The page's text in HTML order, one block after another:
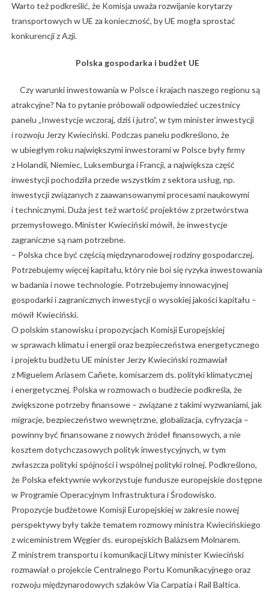
Warto też podkreślić, że Komisja uważa rozwijanie korytarzy
transportowych w UE za konieczność, by UE mogła sprostać
konkurencji z Azji.
Polska gospodarka i budżet UE
Czy warunki inwestowania w Polsce i krajach naszego regionu są
atrakcyjne? Na to pytanie próbowali odpowiedzieć uczestnicy
panelu „Inwestycje wczoraj, dziś i jutro”, w tym minister inwestycji
i rozwoju Jerzy Kwieciński. Podczas panelu podkreślono, że
w ubiegłym roku największymi inwestorami w Polsce były firmy
z Holandii, Niemiec, Luksemburga i Francji, a największa część
inwestycji pochodziła przede wszystkim z sektora usług, np.
inwestycji związanych z zaawansowanymi procesami naukowymi
i technicznymi. Duża jest też wartość projektów z przetwórstwa
przemysłowego. Minister Kwieciński mówił, że inwestycje
zagraniczne są nam potrzebne.
– Polska chce być częścią międzynarodowej rodziny gospodarczej.
Potrzebujemy więcej kapitału, który nie boi się ryzyka inwestowania
w badania i nowe technologie. Potrzebujemy innowacyjnej
gospodarki i zagranicznych inwestycji o wysokiej jakości kapitału –
mówił Kwieciński.
O polskim stanowisku i propozycjach Komisji Europejskiej
w sprawach klimatu i energii oraz bezpieczeństwa energetycznego
i projektu budżetu UE minister Jerzy Kwieciński rozmawiał
z Miguelem Ariasem Cañete, komisarzem ds. polityki klimatycznej
i energetycznej. Polska w rozmowach o budżecie podkreśla, że
zwiększone potrzeby finansowe – związane z takimi wyzwaniami, jak
migracje, bezpieczeństwo wewnętrzne, globalizacja, cyfryzacja –
powinny być finansowane z nowych źródeł finansowych, a nie
kosztem dotychczasowych polityk inwestycyjnych, w tym
zwłaszcza polityki spójności i wspólnej polityki rolnej. Podkreślono,
że Polska efektywnie wykorzystuje fundusze europejskie dostępne
w Programie Operacyjnym Infrastruktura i Środowisko.
Propozycje budżetowe Komisji Europejskiej w zakresie nowej
perspektywy były także tematem rozmowy ministra Kwiecińskiego
z wiceministrem Węgier ds. europejskich Balázsem Molnarem.
Z ministrem transportu i komunikacji Litwy minister Kwieciński
rozmawiał o projekcie Centralnego Portu Komunikacyjnego oraz
rozwoju międzynarodowych szlaków Via Carpatia i Rail Baltica.